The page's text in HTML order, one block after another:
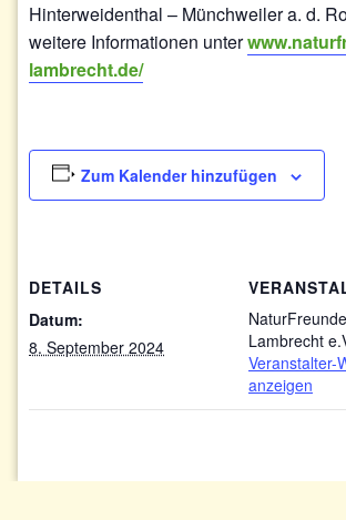
Hinterweidenthal – Münchweiler a. d.
weitere Informationen unter
lambrecht.de/
Zum Kalender hinzufügen
DETAILS
Datum:
8. September 2024
Lambrecht
Veranstalter-
anzeigen